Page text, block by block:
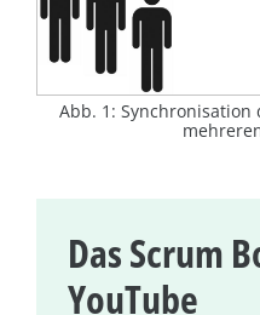
Abb. 1: Synchronisation
Das Scrum
YouTube